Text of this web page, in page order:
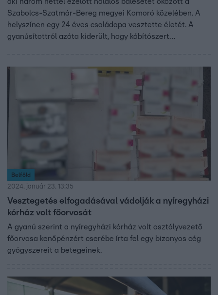
Szabolcs-Szatmár-Bereg megyei Komoró közelében. A
helyszínen egy 24 éves családapa vesztette életét. A
gyanúsítottról azóta kiderült, hogy kábítószert
szándékosan el akart ütni három kukásként dolgozó férfit,
Belföld
2024. január 23. 13:35
Vesztegetés elfogadásával vádolják a nyíregyházi
kórház volt főorvosát
A gyanú szerint a nyíregyházi kórház volt osztályvezető
főorvosa kenőpénzért cserébe írta fel egy bizonyos cég
gyógyszereit a betegeinek.